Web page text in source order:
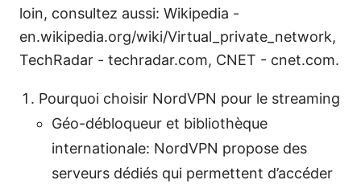
loin, consultez aussi: Wikipedia -
en.wikipedia.org/wiki/Virtual_private_network,
TechRadar - techradar.com, CNET - cnet.com.
Pourquoi choisir NordVPN pour le streaming
Géo-débloqueur et bibliothèque
internationale: NordVPN propose des
serveurs dédiés qui permettent d’accéder